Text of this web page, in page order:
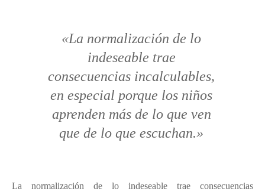
«La normalización de lo
indeseable trae
consecuencias incalculables,
en especial porque los niños
aprenden más de lo que ven
que de lo que escuchan.»
La normalización de lo indeseable trae consecuencias